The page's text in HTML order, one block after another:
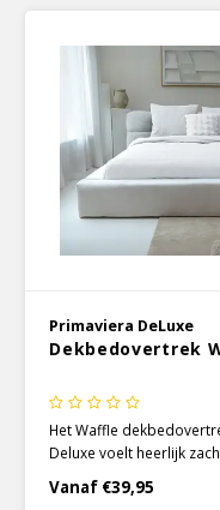
Primaviera DeLuxe
Dekbedovertrek
Het Waffle
Deluxe voelt heerlijk
percal katoen
Vanaf €39,95